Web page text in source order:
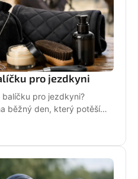
pro jezdkyni
pro jezdkyni?
běžný den, který potěší